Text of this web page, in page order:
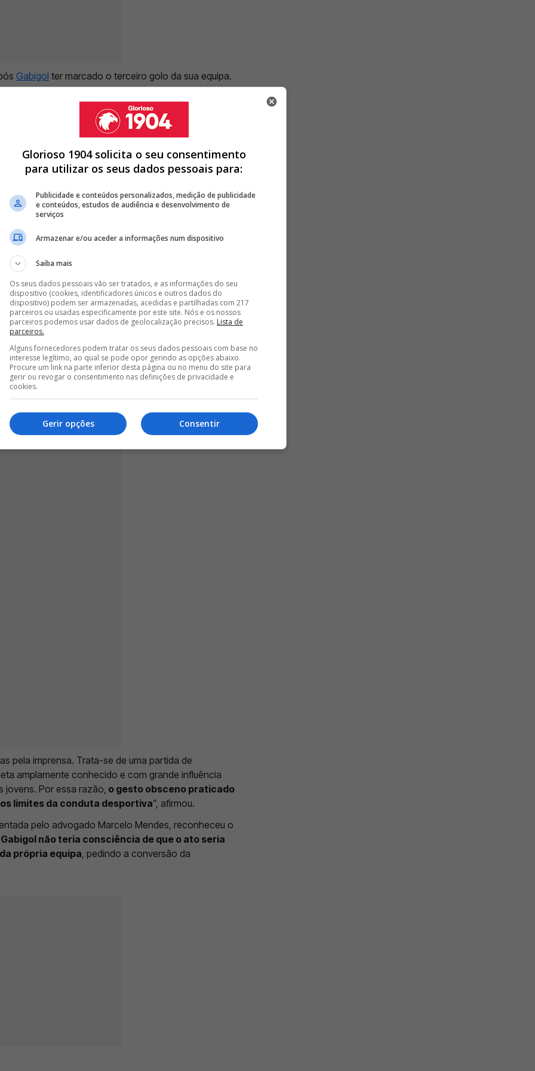
Gabigol ter marcado o terceiro golo da sua equipa.
virou-se para um espetador que o criticava
tocando nas partes íntimas. A situação levou à
que alertou o árbitro da partida, Rafael
juiz exibiu o cartão vermelho direto ao avançado.
FALHANÇO DE LEVAR AS MÃOS À CABEÇA NO
EX BENFICA: "TUDO BATIA CERTO..."
PESADELO NO BRASIL
<
sobre Jorge Jesus- foi enquadrada no artigo
(CBJD),que prevê sanções para
e à ética desportiva
o gesto foi desrespeitoso e incompatível com a
pela imprensa. Trata-se de uma partida de
amplamente conhecido e com grande influência
jovens. Por essa razão, o gesto obsceno praticado
limites da conduta desportiva”, afirmou.
pelo advogado Marcelo Mendes, reconheceu o
não teria consciência de que o ato seria
própria equipa , pedindo a conversão da
Glorioso 1904 solicita o seu consentimento
para utilizar os seus dados pessoais para:
Publicidade e conteúdos personalizados, medição de publicidade
e conteúdos, estudos de audiência e desenvolvimento de
serviços
Armazenar e/ou aceder a informações num dispositivo
Saiba mais
Os seus dados pessoais vão ser tratados, e as informações do seu
dispositivo (cookies, identificadores únicos e outros dados do
dispositivo) podem ser armazenadas, acedidas e partilhadas com 217
parceiros ou usadas especificamente por este site. Nós e os nossos
parceiros podemos usar dados de geolocalização precisos. Lista de
parceiros.
Alguns fornecedores podem tratar os seus dados pessoais com base no
interesse legítimo, ao qual se pode opor gerindo as opções abaixo.
Procure um link na parte inferior desta página ou no menu do site para
gerir ou revogar o consentimento nas definições de privacidade e
cookies.
Consentir
Gerir opções